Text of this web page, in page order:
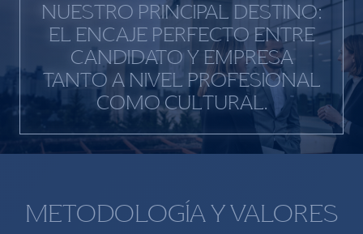
NUESTRO PRINCIPAL DESTINO:
EL ENCAJE PERFECTO ENTRE
CANDIDATO Y EMPRESA
TANTO A NIVEL PROFESIONAL
COMO CULTURAL.
METODOLOGÍA Y VALORES